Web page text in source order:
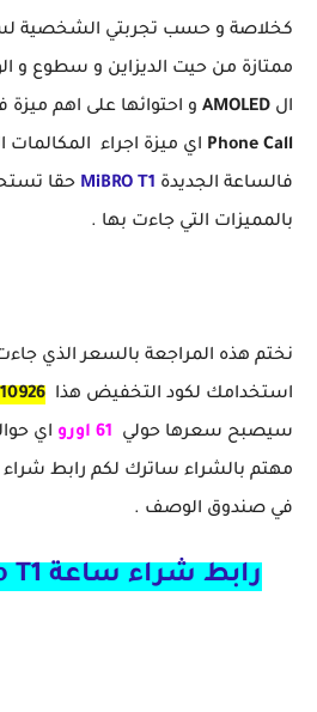
كخلاصة و حسب تجربتي الشخصية
ممتازة من حيت الديزاين و سطوع و
ال AMOLED و احتوائها على اهم
Phone Call اي ميزة اجراء المكالمات
فالساعة الجديدة MiBRO T1 حقا
بالمميزات التي جاءت بها .
نختم هذه المراجعة بالسعر الذي
استخدامك لكود التخفيض هذا
سيصبح سعرها حولي 61 اورو اي
مهتم بالشراء ساترك لكم رابط شراء
في صندوق الوصف .
رابط شراء ساعة Mibro T1 من هنا